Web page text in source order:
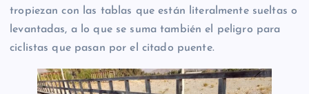
tropiezan con las tablas que están literalmente sueltas o
levantadas, a lo que se suma también el peligro para
ciclistas que pasan por el citado puente.